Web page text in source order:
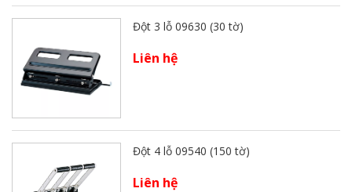
Đột 3 lỗ 09630 (30 tờ)
Liên hệ
Đột 4 lỗ 09540 (150 tờ)
Liên hệ